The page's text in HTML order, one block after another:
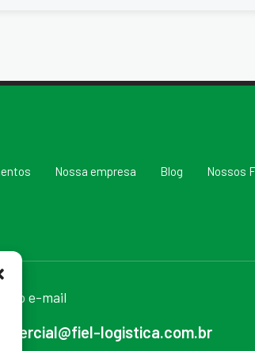
Nossa empresa Blog Nossos
e-mail
logistica.com.br